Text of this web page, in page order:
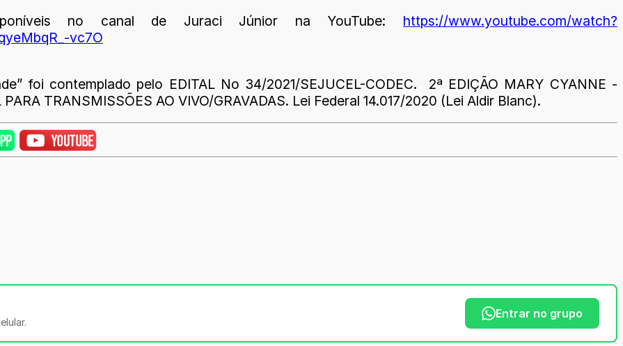
no canal de Juraci Júnior na YouTube: https://www.youtube.com/watch?
vc7O
foi contemplado pelo EDITAL No 34/2021/SEJUCEL-CODEC. 2ª EDIÇÃO MARY CYANNE -
TRANSMISSÕES AO VIVO/GRAVADAS. Lei Federal 14.017/2020 (Lei Aldir Blanc).
Entrar no grupo